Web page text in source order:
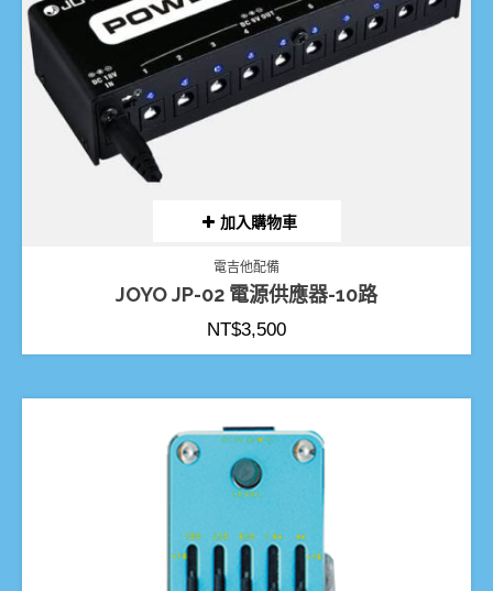
加入購物車
電吉他配備
JOYO JP-02 電源供應器-10路
NT$3,500